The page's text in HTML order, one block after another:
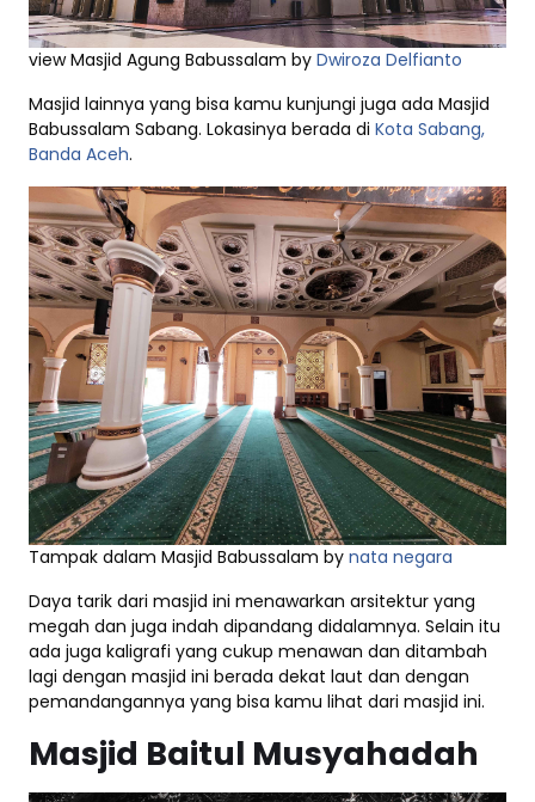
view Masjid Agung Babussalam by Dwiroza Delfianto
Masjid lainnya yang bisa kamu kunjungi juga ada Masjid
Babussalam Sabang. Lokasinya berada di Kota Sabang,
Banda Aceh.
Tampak dalam Masjid Babussalam by nata negara
Daya tarik dari masjid ini menawarkan arsitektur yang
megah dan juga indah dipandang didalamnya. Selain itu
ada juga kaligrafi yang cukup menawan dan ditambah
lagi dengan masjid ini berada dekat laut dan dengan
pemandangannya yang bisa kamu lihat dari masjid ini.
Masjid Baitul Musyahadah